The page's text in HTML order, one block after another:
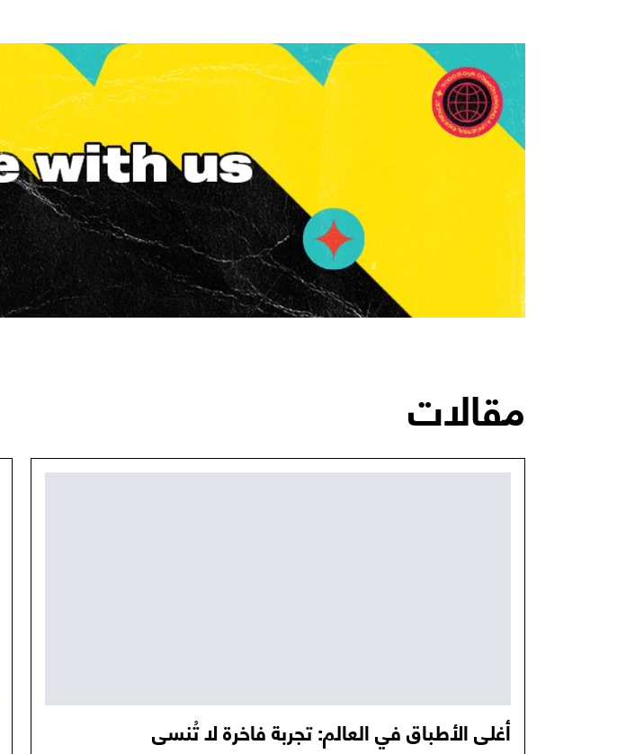
مقالات
أغلى الأطباق في العالم: تجربة فاخرة لا تُنسى